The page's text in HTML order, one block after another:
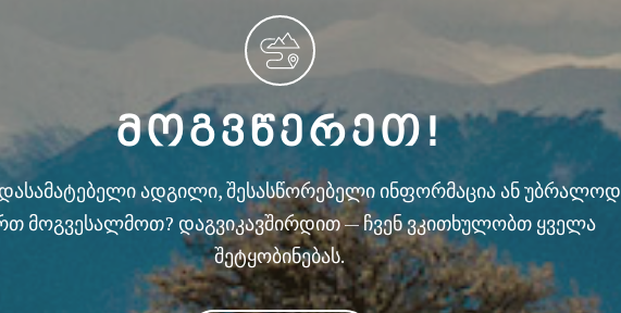
ᲛᲝᲒᲕᲬᲔᲠᲔᲗ!
ადგილი, შესასწორებელი ინფორმაცია ან უბრალოდ
მოგვესალმოთ? დაგვიკავშირდით — ჩვენ ვკითხულობთ ყველა
შეტყობინებას.